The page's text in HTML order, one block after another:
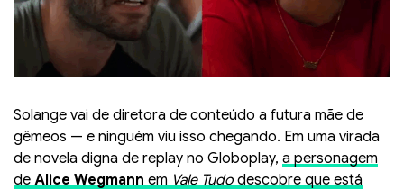
Solange vai de diretora de conteúdo a futura mãe de
gêmeos — e ninguém viu isso chegando. Em uma virada
de novela digna de replay no Globoplay, a personagem
de Alice Wegmann em Vale Tudo descobre que está